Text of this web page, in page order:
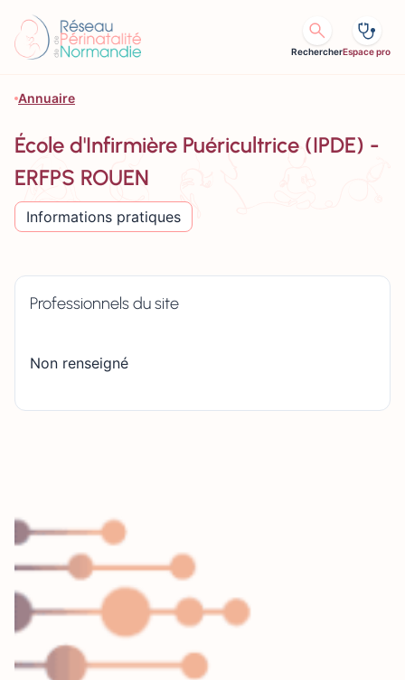
RechercherEspace pro
Annuaire
École d'Infirmière Puéricultrice (IPDE) -
ERFPS ROUEN
Informations pratiques
Professionnels du site
Non renseigné